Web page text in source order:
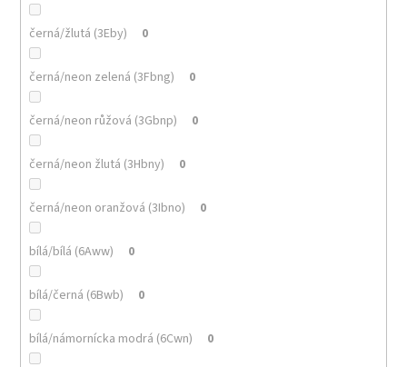
černá/žlutá (3Eby) 0
černá/neon zelená (3Fbng) 0
černá/neon růžová (3Gbnp) 0
černá/neon žlutá (3Hbny) 0
černá/neon oranžová (3Ibno) 0
bílá/bílá (6Aww) 0
bílá/černá (6Bwb) 0
bílá/námornícka modrá (6Cwn) 0